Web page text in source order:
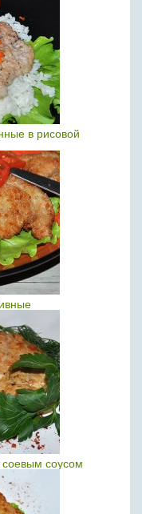
в рисовой
соевым соусом